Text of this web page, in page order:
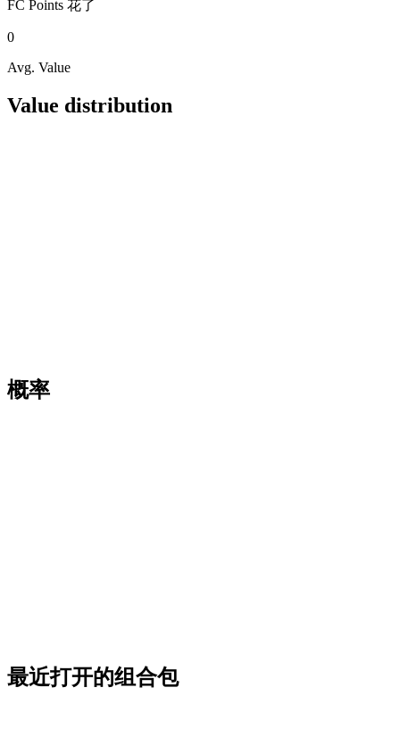
FC Points 花了
0
Avg. Value
Value distribution
概率
最近打开的组合包